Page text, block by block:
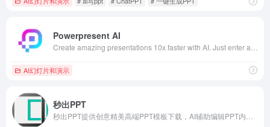
Powerpresent AI
AI幻灯片和演示
秒出PPT